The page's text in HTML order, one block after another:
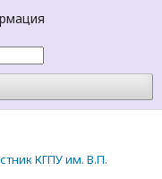
КГПУ им. В.П.